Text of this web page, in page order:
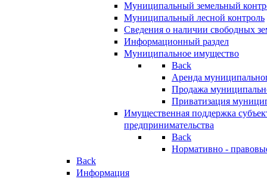
Муниципальный земельный
Муниципальный лесной контроль
Сведения о наличии свободных
Информационный раздел
Муниципальное имущество
Back
Аренда
Продажа
Приватизация
Имущественная поддержка
предпринимательства
Back
Нормативно -
Back
Информация